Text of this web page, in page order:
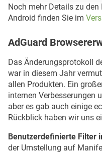
Noch mehr Details zu
Android finden Sie im
AdGuard
Das Änderungsprotokoll
war in diesem Jahr
allen Produkten. Ein
internen Verbesserungen
aber es gab auch einige
Rückblick haben wir uns
Benutzerdefinierte Filter
der Umstellung auf